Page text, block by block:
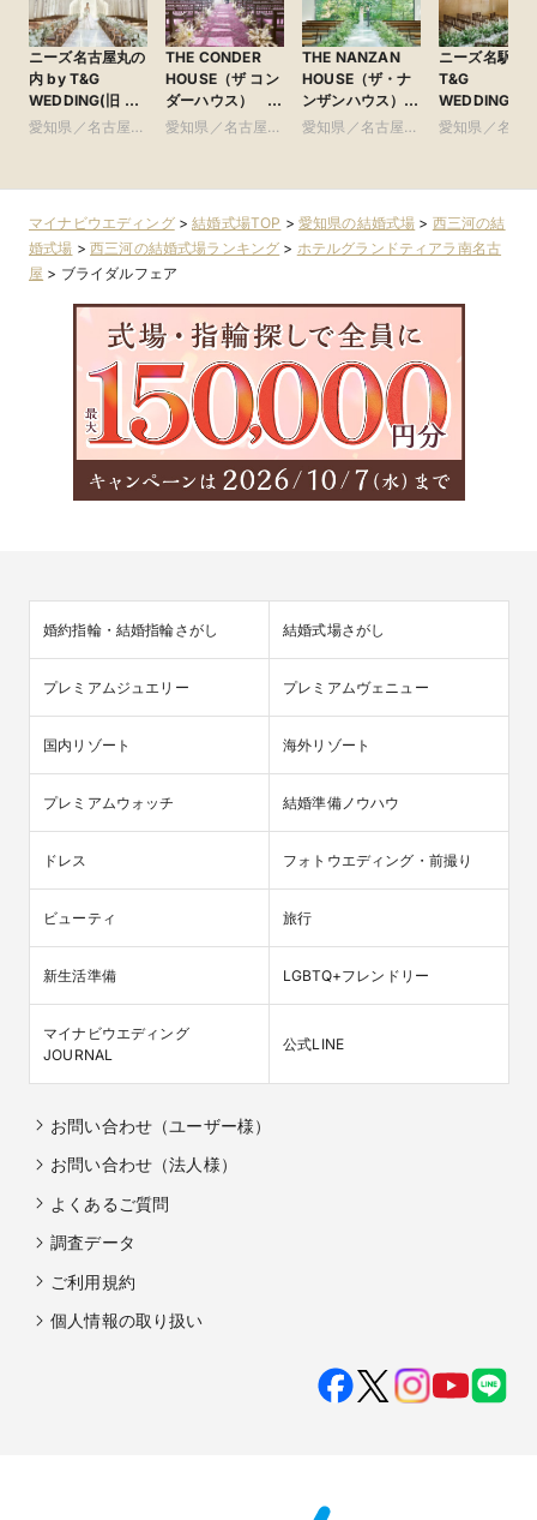
ニーズ名古屋丸の
内 by T&G
WEDDING(旧 ト
リフォーリア
愛知県／名古屋
THE CONDER
HOUSE（ザ コン
ダーハウス）
●Plan・Do・See
愛知県／名古屋
THE NANZAN
HOUSE（ザ・ナ
ンザンハウス）
●Plan・Do・See
愛知県／名古屋
ニーズ名駅 by
T&G
WEDDING(旧
ンフィニート
愛知県／名古
マイナビウエディング>結婚式場TOP > 愛知県の結婚式場 > 西三河の結
婚式場 >西三河の結婚式場ランキング > ホテルグランドティアラ南名古
屋 > ブライダルフェア
婚約指輪・結婚指輪さがし 結婚式場さがし
プレミアムジュエリー プレミアムヴェニュー
国内リゾート 海外リゾート
プレミアムウォッチ 結婚準備ノウハウ
ドレス フォトウエディング・前撮り
ビューティ 旅行
新生活準備 LGBTQ+フレンドリー
マイナビウエディング
JOURNAL
公式LINE
お問い合わせ（ユーザー様）
お問い合わせ（法人様）
よくあるご質問
調査データ
ご利用規約
個人情報の取り扱い